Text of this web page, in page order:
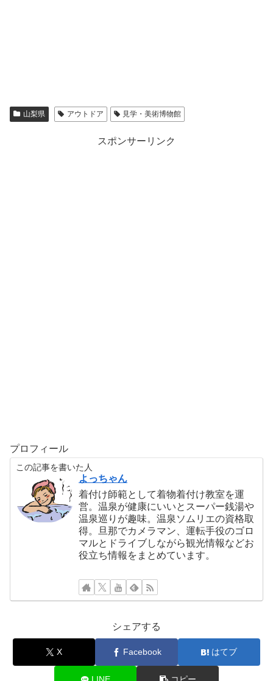
山梨県 アウトドア 見学・美術博物館
スポンサーリンク
プロフィール
この記事を書いた人
よっちゃん
着付け師範として着物着付け教室を運
営。温泉が健康にいいとスーパー銭湯や
温泉巡りが趣味。温泉ソムリエの資格取
得。旦那でカメラマン、運転手役のゴロ
マルとドライブしながら観光情報などお
役立ち情報をまとめています。
シェアする
X Facebook はてブ